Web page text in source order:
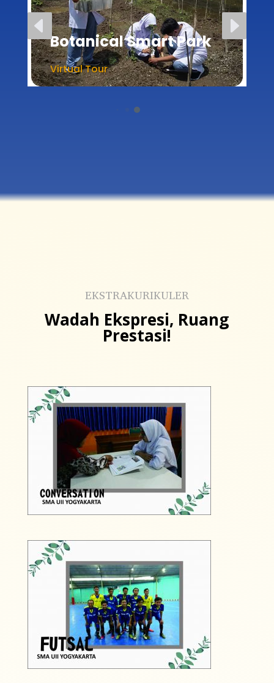
Botanical Smart Park
Virtual Tour
D E
EKSTRAKURIKULER
Wadah Ekspresi, Ruang
Prestasi!